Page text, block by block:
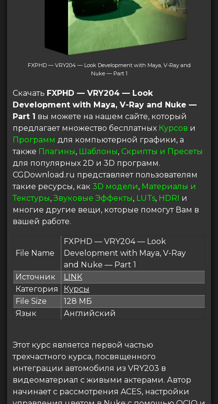
FXPHD — VRY204 — Look Development with Maya, V-Ray and
Nuke — Part 1
Скачать FXPHD — VRY204 — Look
Development with Maya, V-Ray and Nuke —
Part 1 вы можете на нашем сайте, который
предлагает множество бесплатных Курсов и
Программ для компьютерной графики, а
также Плагины, Шаблоны, Скрипты и Пресеты
для популярных 2D и 3D программ.
CGDownload.ru представляет пользователям
такие ресурсы, как 3D модели, Материалы и
Текстуры,Звуковые Эффекты, LUTs, HDRI и
многие другие вещи, которые помогут Вам в
вашей работе.
File Name
FXPHD — VRY204 — Look
Development with Maya, V-Ray
and Nuke — Part 1
Источник
LINK
Категория
Курсы
File Size
128 МБ
Язык
Английский
Этот курс является первой частью
трехчастного курса, посвященного
интеграции автомобиля из VRY203 в
видеоматериал с живыми актерами. Автор
начинает с рассмотрения ACES, настройки